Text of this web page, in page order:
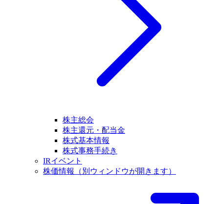
株主総会
株主還元・配当金
株式基本情報
株式事務手続き
IRイベント
株価情報
（別ウィンドウが開きます）